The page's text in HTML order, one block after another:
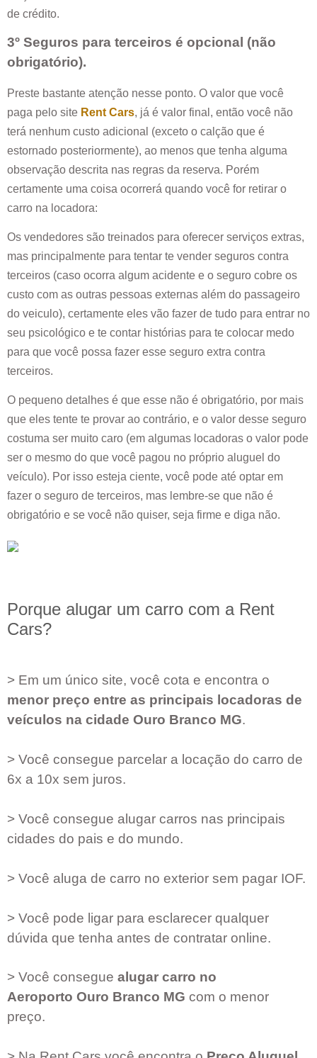
de crédito.
3º Seguros para terceiros é opcional (não
obrigatório).
Preste bastante atenção nesse ponto. O valor que você
paga pelo site Rent Cars, já é valor final, então você não
terá nenhum custo adicional (exceto o calção que é
estornado posteriormente), ao menos que tenha alguma
observação descrita nas regras da reserva. Porém
certamente uma coisa ocorrerá quando você for retirar o
carro na locadora:
Os vendedores são treinados para oferecer serviços extras,
mas principalmente para tentar te vender seguros contra
terceiros (caso ocorra algum acidente e o seguro cobre os
custo com as outras pessoas externas além do passageiro
do veiculo), certamente eles vão fazer de tudo para entrar no
seu psicológico e te contar histórias para te colocar medo
para que você possa fazer esse seguro extra contra
terceiros.
O pequeno detalhes é que esse não é obrigatório, por mais
que eles tente te provar ao contrário, e o valor desse seguro
costuma ser muito caro (em algumas locadoras o valor pode
ser o mesmo do que você pagou no próprio aluguel do
veículo). Por isso esteja ciente, você pode até optar em
fazer o seguro de terceiros, mas lembre-se que não é
obrigatório e se você não quiser, seja firme e diga não.
Porque alugar um carro com a Rent
Cars?
> Em um único site, você cota e encontra o
menor preço entre as principais locadoras de
veículos na cidade Ouro Branco MG.
> Você consegue parcelar a locação do carro de
6x a 10x sem juros.
> Você consegue alugar carros nas principais
cidades do pais e do mundo.
> Você aluga de carro no exterior sem pagar IOF.
> Você pode ligar para esclarecer qualquer
dúvida que tenha antes de contratar online.
> Você consegue alugar carro no
Aeroporto Ouro Branco MG com o menor
preço.